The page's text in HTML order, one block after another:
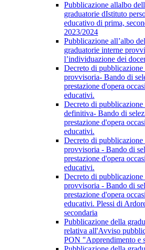
Pubblicazione allalbo
graduatorie dIstituto
educativo di prima,
2023/2024
Pubblicazione all’albo
graduatorie interne
l’individuazione dei
Decreto di pubblicazione
provvisoria- Bando di
prestazione d'opera
educativi.
Decreto di pubblicazione
definitiva- Bando di
prestazione d'opera
educativi.
Decreto di pubblicazione
provvisoria - Bando di
prestazione d'opera
educativi.
Decreto di pubblicazione
provvisoria - Bando di
prestazione d'opera
educativi. Plessi di
secondaria
Pubblicazione della
relativa all'Avviso
PON "Apprendimento e